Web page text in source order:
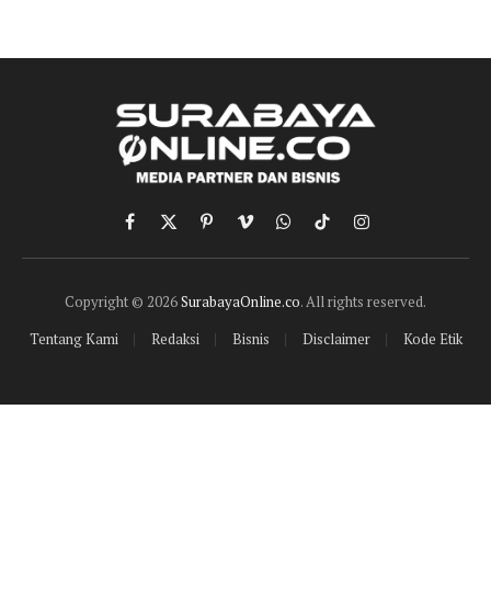
Facebook
X
(Twitter)
PinterestVimeoWhatsApp
TikTokInstagram
Copyright © 2026SurabayaOnline.co. All rights reserved.
Tentang Kami
Redaksi Bisnis Disclaimer Kode Etik